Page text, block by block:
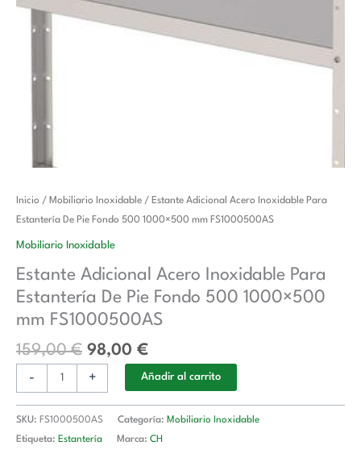
Inicio / Mobiliario Inoxidable / Estante Adicional Acero Inoxidable Para
Estantería De Pie Fondo 500 1000×500 mm FS1000500AS
Mobiliario Inoxidable
Estante Adicional Acero Inoxidable Para
Estantería De Pie Fondo 500 1000×500
mm FS1000500AS
159,00€
El
precio
original
159,00 €.
98,00 €
El
precio
98,00 €.
-
Estante
Adicional
Acero
Para
Estantería
De
Fondo
1000x500
+ Añadir al carrito
SKU: FS1000500AS Categoría: Mobiliario Inoxidable
Etiqueta: Estantería Marca: CH